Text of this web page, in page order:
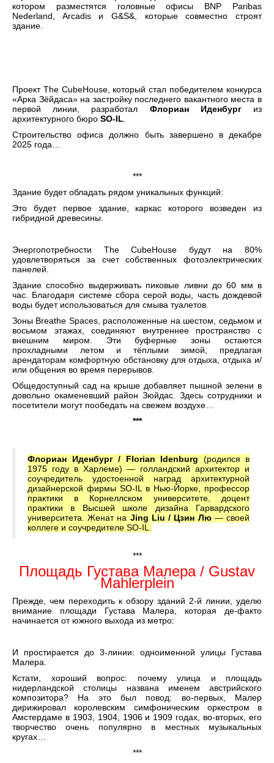
котором разместятся головные офисы BNP Paribas
Nederland, Arcadis и G&S&, которые совместно строят
здание.
Проект The CubeHouse, который стал победителем конкурса
«Арка Зёйдаса» на застройку последнего вакантного места в
первой линии, разработал Флориан Иденбургиз
архитектурного бюро SO-IL.
Строительство офиса должно быть завершено в декабре
2025 года…
***
Здание будет обладать рядом уникальных функций:
Это будет первое здание, каркас которого возведен из
гибридной древесины.
Энергопотребности The CubeHouse будут на 80%
удовлетворяться за счет собственных фотоэлектрических
панелей.
Здание способно выдерживать пиковые ливни до 60 мм в
час. Благодаря системе сбора серой воды, часть дождевой
воды будет использоваться для смыва туалетов.
Зоны Breathe Spaces, расположенные на шестом, седьмом и
восьмом этажах, соединяют внутреннее пространство с
внешним миром. Эти буферные зоны остаются
прохладными летом и тёплыми зимой, предлагая
арендаторам комфортную обстановку для отдыха, отдыха и/
или общения во время перерывов.
Общедоступный сад на крыше добавляет пышной зелени в
довольно окаменевший район Зюйдас. Здесь сотрудники и
посетители могут пообедать на свежем воздухе…
***
Флориан Иденбург / Florian Idenburg (родился в
1975 году в Харлеме) — голландский архитектор и
соучредитель удостоенной наград архитектурной
дизайнерской фирмы SO-IL в Нью-Йорке, профессор
практики в Корнеллском университете, доцент
практики в Высшей школе дизайна Гарвардского
университета. Женат на Jing Liu / Цзин Лю— своей
коллеге и соучредителе SO-IL.
***
Площадь Густава Малера / Gustav
Mahlerplein
Прежде, чем переходить к обзору зданий 2-й линии, уделю
внимание площади Густава Малера, которая де-факто
начинается от южного выхода из метро:
И простирается до 3-линии: одноименной улицы Густава
Малера.
Кстати, хороший вопрос: почему улица и площадь
нидерландской столицы названа именем австрийского
композитора? На это был повод: во-первых, Малер
дирижировал королевским симфоническим оркестром в
Амстердаме в 1903, 1904, 1906 и 1909 годах, во-вторых, его
творчество очень популярно в местных музыкальных
кругах…
***